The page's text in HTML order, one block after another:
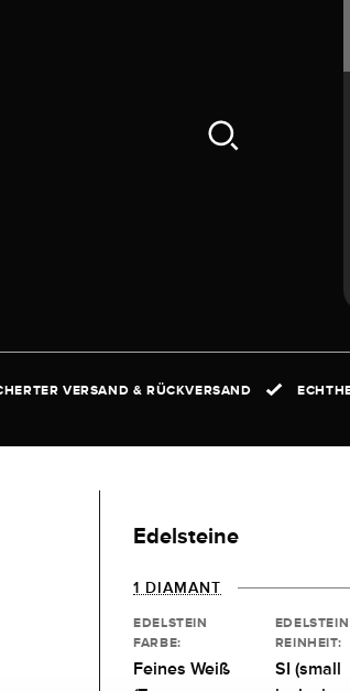
VERSAND & RÜCKVERSAND
Edelsteine
1 DIAMANT
EDELSTEIN
FARBE:
Feines Weiß
EDELSTEIN
REINHEIT:
SI (small